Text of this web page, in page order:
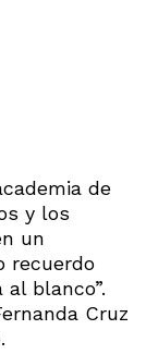
de
y los
un
recuerdo
blanco”.
Cruz